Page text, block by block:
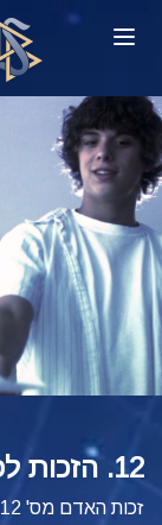
12. הזכות לפרטיות